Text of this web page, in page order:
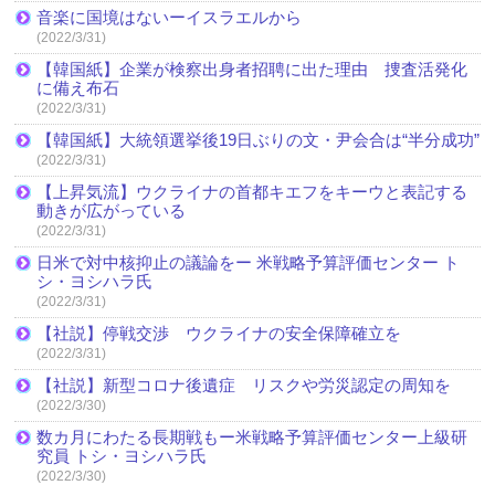
音楽に国境はないーイスラエルから
(2022/3/31)
【韓国紙】企業が検察出身者招聘に出た理由 捜査活発化
に備え布石
(2022/3/31)
【韓国紙】大統領選挙後19日ぶりの文・尹会合は“半分成功”
(2022/3/31)
【上昇気流】ウクライナの首都キエフをキーウと表記する
動きが広がっている
(2022/3/31)
日米で対中核抑止の議論をー 米戦略予算評価センター ト
シ・ヨシハラ氏
(2022/3/31)
【社説】停戦交渉 ウクライナの安全保障確立を
(2022/3/31)
【社説】新型コロナ後遺症 リスクや労災認定の周知を
(2022/3/30)
数カ月にわたる長期戦もー米戦略予算評価センター上級研
究員 トシ・ヨシハラ氏
(2022/3/30)